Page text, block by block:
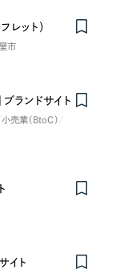
ット）
市
ランドサイト
小売業（BtoC）
イト